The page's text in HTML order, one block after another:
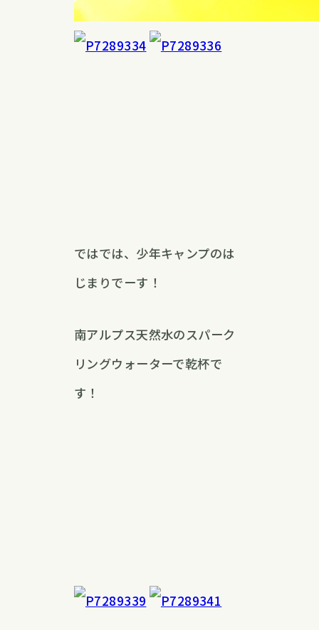
ではでは、少年キャンプのは
じまりでーす！
南アルプス天然水のスパーク
リングウォーターで乾杯で
す！